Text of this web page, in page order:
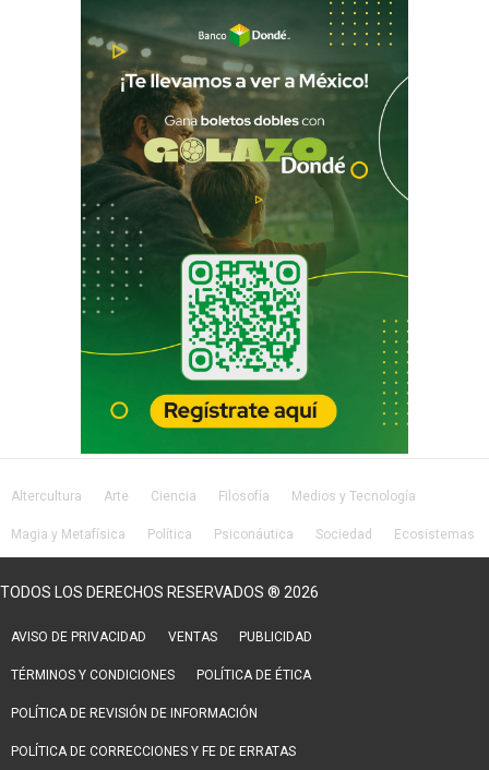
Altercultura Arte Ciencia Filosofía Medios y Tecnología
Magia y Metafísica Política Psiconáutica Sociedad Ecosistemas
TODOS LOS DERECHOS RESERVADOS ® 2026
AVISO DE PRIVACIDAD VENTAS PUBLICIDAD
TÉRMINOS Y CONDICIONES POLÍTICA DE ÉTICA
POLÍTICA DE REVISIÓN DE INFORMACIÓN
POLÍTICA DE CORRECCIONES Y FE DE ERRATAS